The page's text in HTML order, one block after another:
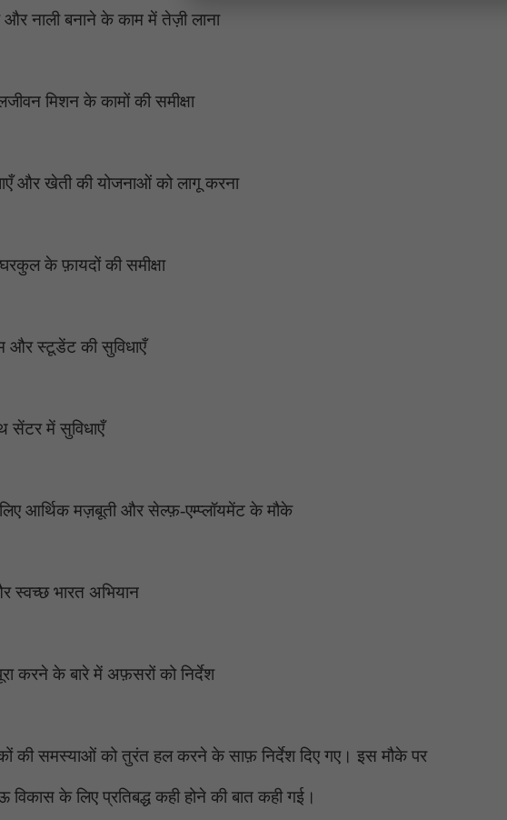
नाली बनाने के काम में तेज़ी लाना
मिशन के कामों की समीक्षा
और खेती की योजनाओं को लागू करना
के फ़ायदों की समीक्षा
और स्टूडेंट की सुविधाएँ
सेंटर में सुविधाएँ
आर्थिक मज़बूती और सेल्फ़-एम्प्लॉयमेंट के मौके
स्वच्छ भारत अभियान
करने के बारे में अफ़सरों को निर्देश
की समस्याओं को तुरंत हल करने के साफ़ निर्देश दिए गए। इस मौके पर
के लिए प्रतिबद्ध कही होने की बात कही गई।